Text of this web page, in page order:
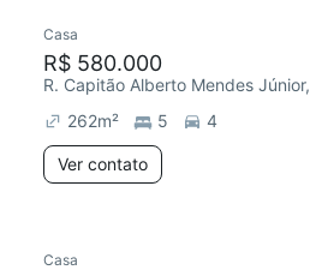
Chegou há 6 dias
Casa
R$ 580.000
262m² 5 4
Ver contato
Casa